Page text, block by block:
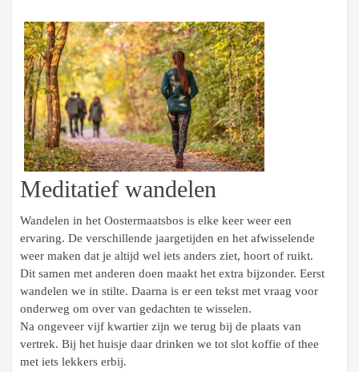
Meditatief wandelen
Wandelen in het Oostermaatsbos is elke keer weer een
ervaring. De verschillende jaargetijden en het afwisselende
weer maken dat je altijd wel iets anders ziet, hoort of ruikt.
Dit samen met anderen doen maakt het extra bijzonder. Eerst
wandelen we in stilte. Daarna is er een tekst met vraag voor
onderweg om over van gedachten te wisselen.
Na ongeveer vijf kwartier zijn we terug bij de plaats van
vertrek. Bij het huisje daar drinken we tot slot koffie of thee
met iets lekkers erbij.